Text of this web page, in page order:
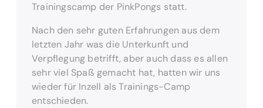
Trainingscamp der PinkPongs statt.
Nach den sehr guten Erfahrungen aus dem
letzten Jahr was die Unterkunft und
Verpflegung betrifft, aber auch dass es allen
sehr viel Spaß gemacht hat, hatten wir uns
wieder für Inzell als Trainings-Camp
entschieden.